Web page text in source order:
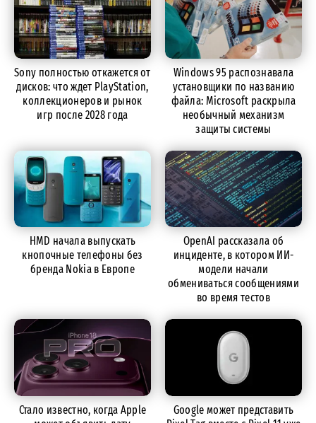
Sony полностью откажется от
дисков: что ждет PlayStation,
коллекционеров и рынок
игр после 2028 года
Windows 95 распознавала
установщики по названию
файла: Microsoft раскрыла
необычный механизм
защиты системы
HMD начала выпускать
кнопочные телефоны без
бренда Nokia в Европе
OpenAI рассказала об
инциденте, в котором ИИ-
модели начали
обмениваться сообщениями
во время тестов
Стало известно, когда Apple
Google может представить